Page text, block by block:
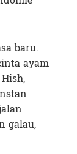
baru.
ayam
galau,